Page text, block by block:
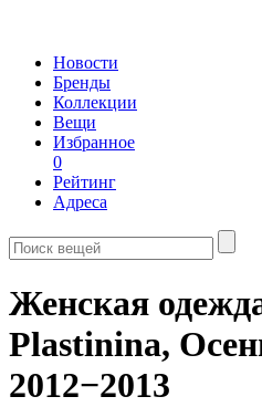
Новости
Бренды
Коллекции
Вещи
Избранное
0
Рейтинг
Адреса
Женская
Plastinina,
2012−2013